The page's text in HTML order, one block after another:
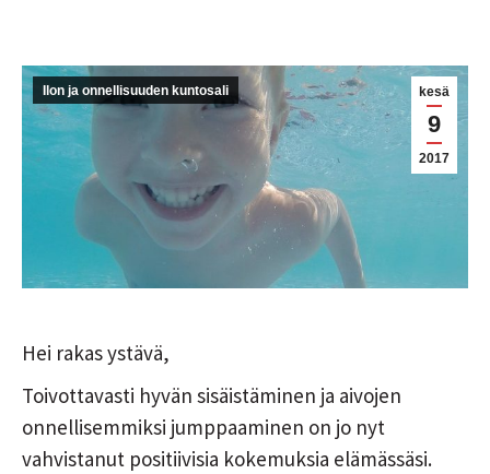
kesä
9
2017
Ilon ja onnellisuuden kuntosali
Hei rakas ystävä,
Toivottavasti hyvän sisäistäminen ja aivojen
onnellisemmiksi jumppaaminen on jo nyt
vahvistanut positiivisia kokemuksia elämässäsi.